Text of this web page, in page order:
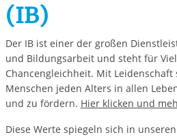
(IB)
Der IB ist einer der großen
und Bildungsarbeit und steht für
Chancengleichheit. Mit
Menschen jeden Alters in allen
und zu fördern. Hier klicken und
Diese Werte spiegeln sich in